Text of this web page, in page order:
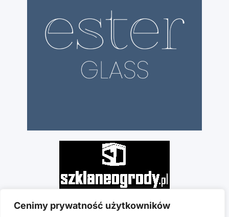
Cenimy prywatność użytkowników